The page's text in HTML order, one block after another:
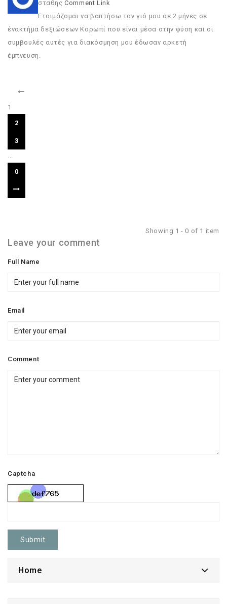
σταθης Comment Link
Ετοιμάζομαι να βαπτήσω τον γιό μου σε 2 μήνες σε
ένακτήμα δεξιώσεων Κορωπί που είναι μέσα στην φύση και οι
συμβουλές αυτές για διακόσμηση μου έδωσαν αρκετή
έμπνευση.
1
2
3
0
Showing 1 - 0 of 1 item
Leave your comment
Full Name
Email
Comment
Captcha
Submit
Home